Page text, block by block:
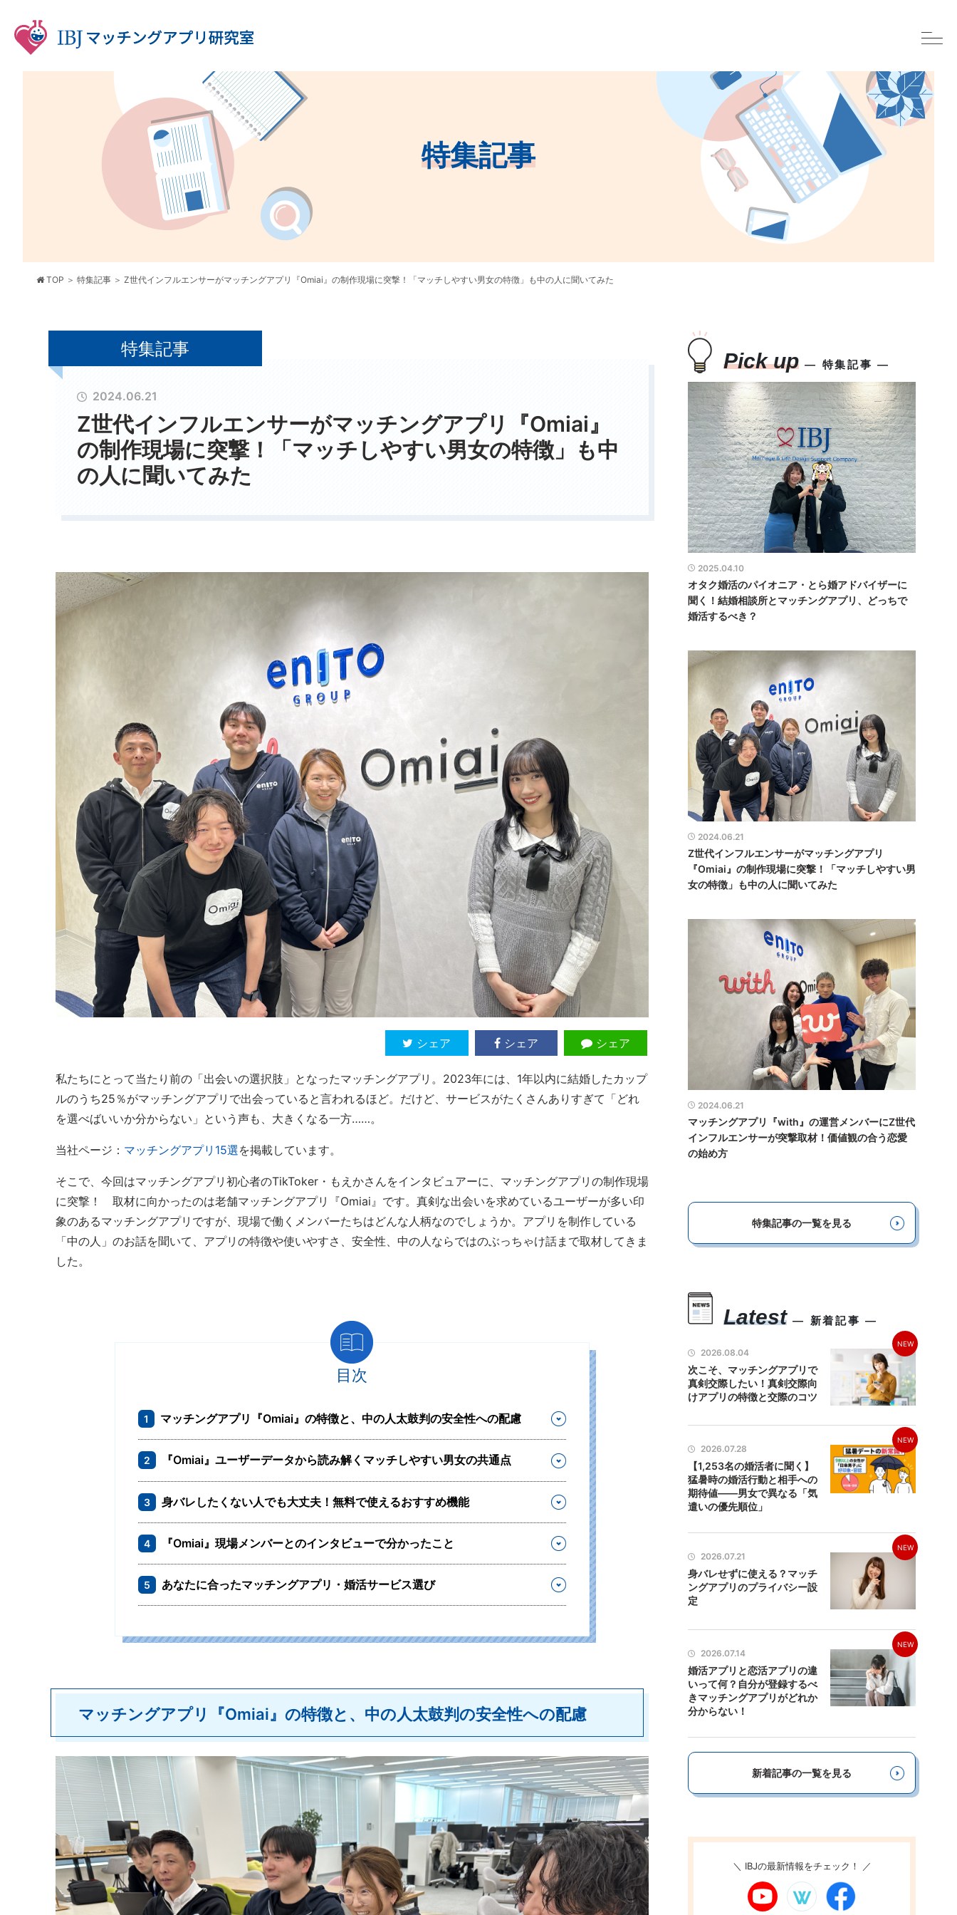
特集記事
TOP 特集記事 Z世代インフルエンサーがマッチングアプリ『Omiai』の制作現場に突撃！「マッチしやすい男女の特徴」も中の人に聞いてみた
特集記事
2024.06.21
Z世代インフルエンサーがマッチングアプリ『Omiai』
の制作現場に突撃！「マッチしやすい男女の特徴」も中
の人に聞いてみた
シェア シェア シェア
私たちにとって当たり前の「出会いの選択肢」となったマッチングアプリ。2023年には、1年以内に結婚したカップ
ルのうち25％がマッチングアプリで出会っていると言われるほど。だけど、サービスがたくさんありすぎて「どれ
を選べばいいか分からない」という声も、大きくなる一方……。
当社ページ： マッチングアプリ15選を掲載しています。
そこで、今回はマッチングアプリ初心者のTikToker・もえかさんをインタビュアーに、マッチングアプリの制作現場
に突撃！ 取材に向かったのは老舗マッチングアプリ『Omiai』です。真剣な出会いを求めているユーザーが多い印
象のあるマッチングアプリですが、現場で働くメンバーたちはどんな人柄なのでしょうか。アプリを制作している
「中の人」のお話を聞いて、アプリの特徴や使いやすさ、安全性、中の人ならではのぶっちゃけ話まで取材してきま
した。
目次
1 マッチングアプリ『Omiai』の特徴と、中の人太鼓判の安全性への配慮
2 『Omiai』ユーザーデータから読み解くマッチしやすい男女の共通点
3 身バレしたくない人でも大丈夫！無料で使えるおすすめ機能
4 『Omiai』現場メンバーとのインタビューで分かったこと
5 あなたに合ったマッチングアプリ・婚活サービス選び
マッチングアプリ『Omiai』の特徴と、中の人太鼓判の安全性への配慮
Pick up ― 特集記事 ―
2025.04.10
オタク婚活のパイオニア・とら婚アドバイザーに
聞く！結婚相談所とマッチングアプリ、どっちで
婚活するべき？
2024.06.21
Z世代インフルエンサーがマッチングアプリ
『Omiai』の制作現場に突撃！「マッチしやすい男
女の特徴」も中の人に聞いてみた
2024.06.21
マッチングアプリ『with』の運営メンバーにZ世代
インフルエンサーが突撃取材！価値観の合う恋愛
の始め方
特集記事の一覧を見る
Latest ― 新着記事 ―
NEW
2026.08.04
次こそ、マッチングアプリで
真剣交際したい！真剣交際向
けアプリの特徴と交際のコツ
NEW
2026.07.28
【1,253名の婚活者に聞く】
猛暑時の婚活行動と相手への
期待値――男女で異なる「気
遣いの優先順位」
NEW
2026.07.21
身バレせずに使える？マッチ
ングアプリのプライバシー設
定
NEW
2026.07.14
婚活アプリと恋活アプリの違
いって何？自分が登録するべ
きマッチングアプリがどれか
分からない！
新着記事の一覧を見る
＼ IBJの最新情報をチェック！ ／